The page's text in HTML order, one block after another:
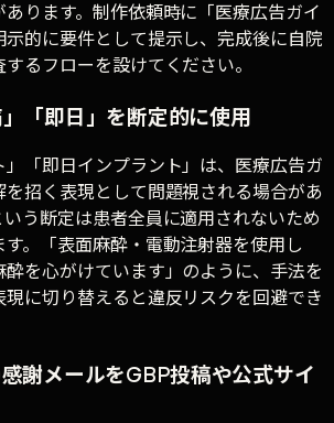
ります。制作依頼時に「医療広告ガイ
示的に要件として提示し、完成後に自院
るフローを設けてください。
「即日」を断定的に使用
」「即日インプラント」は、医療広告ガ
を招く表現として問題視される場合があ
いう断定は患者全員に適用されないため
。「表面麻酔・電動注射器を使用し
酔を心がけています」のように、手法を
に切り替えると違反リスクを回避でき
謝メールをGBP投稿や公式サイ